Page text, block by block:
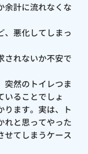
余計に流れなくな
、悪化してしまっ
されないか不安で
突然のトイレつま
いることでしょ
ります。実は、ト
れと思ってやった
せてしまうケース